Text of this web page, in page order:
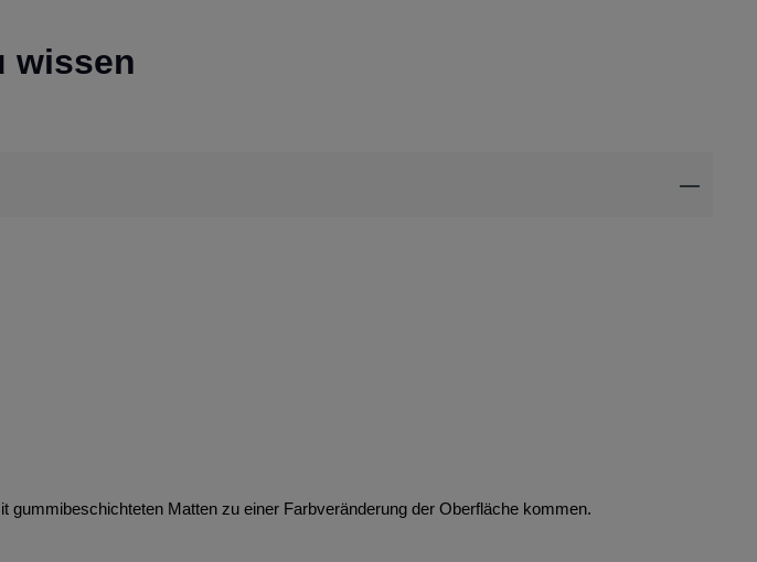
wissen
Matten zu einer Farbveränderung der Oberfläche kommen.